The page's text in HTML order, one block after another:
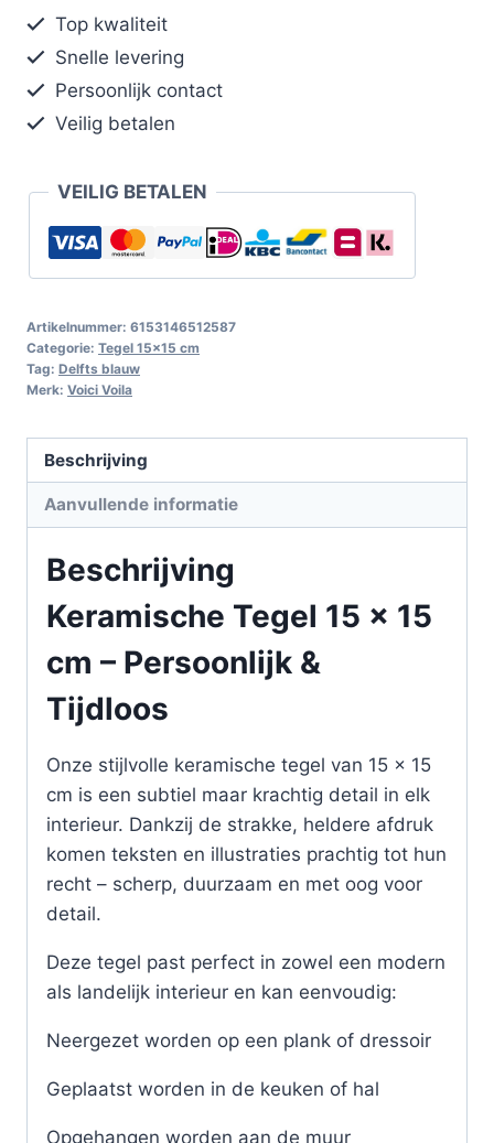
Top kwaliteit
Snelle levering
Persoonlijk contact
Veilig betalen
VEILIG BETALEN
Artikelnummer: 6153146512587
Categorie: Tegel 15x15 cm
Tag: Delfts blauw
Merk: Voici Voila
Beschrijving
Aanvullende informatie
Beschrijving
Keramische Tegel 15 x 15
cm – Persoonlijk &
Tijdloos
Onze stijlvolle keramische tegel van 15 x 15
cm is een subtiel maar krachtig detail in elk
interieur. Dankzij de strakke, heldere afdruk
komen teksten en illustraties prachtig tot hun
recht – scherp, duurzaam en met oog voor
detail.
Deze tegel past perfect in zowel een modern
als landelijk interieur en kan eenvoudig:
Neergezet worden op een plank of dressoir
Geplaatst worden in de keuken of hal
Opgehangen worden aan de muur